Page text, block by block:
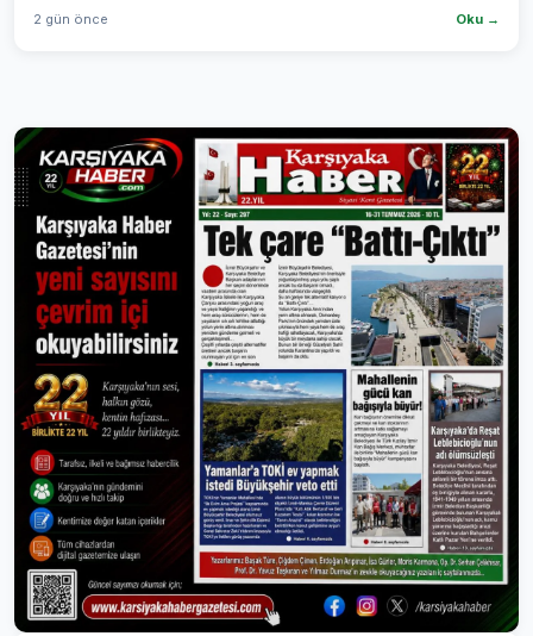
2 gün önce Oku →